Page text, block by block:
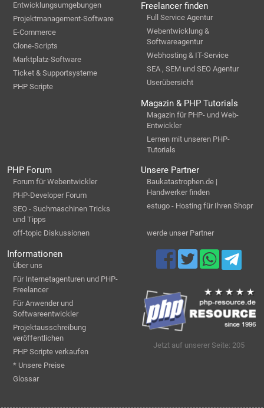
Entwicklungsumgebungen
Projektmanagement-Software
E-Commerce
Clone-Scripts
Marktplatz-Software
Ticket & Supportsysteme
PHP Scripte
Freelancer finden
Full Service Agentur
Webentwicklung &
Softwareagentur
Webhosting & IT-Service
SEA , SEM und SEO Agentur
Userübersicht
Magazin & PHP Tutorials
Magazin für PHP- und Web-
Entwickler
Lernen mit unseren PHP-
Tutorials
PHP Forum
Forum für Webentwickler
PHP-Developer Forum
SEO - Suchmaschinen Tricks
und Tipps
off-topic Diskussionen
Unsere Partner
Baukatastrophen.de |
Handwerker finden
estugo - Hosting für Ihren Shopr
werde unser Partner
Informationen
Über uns
Für Internetagenturen und PHP-
Freelancer
Für Anwender und
Softwareentwickler
Projektausschreibung
veröffentlichen
PHP Scripte verkaufen
* Unsere Preise
Glossar
Jetzt auf unserer Seite: 205